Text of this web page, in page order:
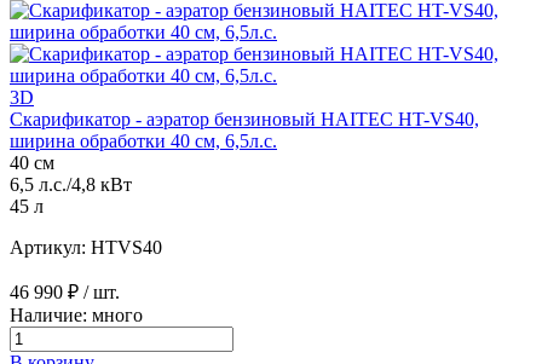
3D
Скарификатор - аэратор бензиновый HAITEC HT-VS40,
ширина обработки 40 см, 6,5л.с.
40 см
6,5 л.с./4,8 кВт
45 л
Артикул: HTVS40
46 990 ₽ / шт.
Наличие: много